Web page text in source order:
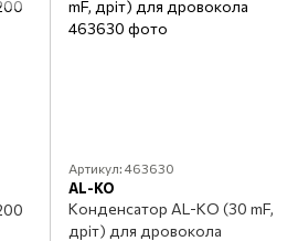
Артикул: 463630
AL-KO
Конденсатор AL-KO (30 mF,
дріт) для дровокола